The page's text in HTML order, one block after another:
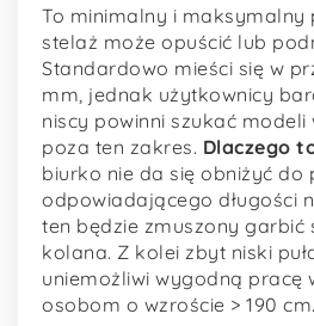
To minimalny i maksymalny
stelaż może opuścić lub
Standardowo mieści się w
mm, jednak użytkownicy
niscy powinni szukać modeli
poza ten zakres. Dlaczego
biurko nie da się obniżyć do
odpowiadającego długości
ten będzie zmuszony garbić
kolana. Z kolei zbyt niski
uniemożliwi wygodną pracę
osobom o wzroście > 190 cm.